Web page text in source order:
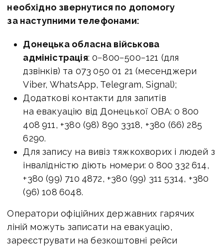
необхідно звернутися по допомогу
за наступними телефонами:
Донецька обласна військова
адміністрація: 0−800−500−121 (для
дзвінків) та 073 050 01 21 (месенджери
Viber, WhatsApp, Telegram, Signal);
Додаткові контакти для запитів
на евакуацію від Донецької ОВА: 0 800
408 911, +380 (98) 890 3318, +380 (66) 285
6290.
Для запису на вивіз тяжкохворих і людей з
інвалідністю діють номери: 0 800 332 614,
+380 (99) 710 4872, +380 (99) 311 5314, +380
(96) 108 6048.
Оператори офіційних державних гарячих
ліній можуть записати на евакуацію,
зареєструвати на безкоштовні рейси